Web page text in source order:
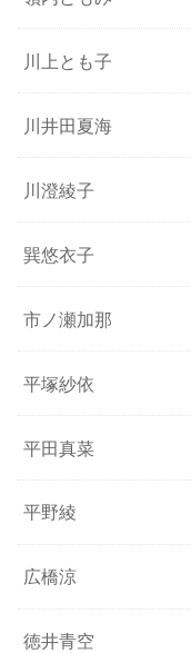
川上とも子
川井田夏海
川澄綾子
巽悠衣子
市ノ瀬加那
平塚紗依
平田真菜
平野綾
広橋涼
徳井青空